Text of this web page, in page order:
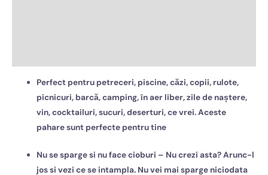
Perfect pentru petreceri, piscine, căzi, copii, rulote,
picnicuri, barcă, camping, în aer liber, zile de naștere,
vin, cocktailuri, sucuri, deserturi, ce vrei. Aceste
pahare sunt perfecte pentru tine
Nu se sparge si nu face cioburi – Nu crezi asta? Arunc-l
jos si vezi ce se intampla. Nu vei mai sparge niciodata